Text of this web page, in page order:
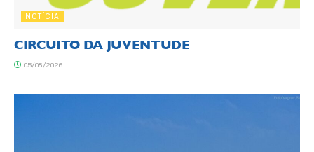
NOTÍCIA
CIRCUITO DA JUVENTUDE
05/08/2026